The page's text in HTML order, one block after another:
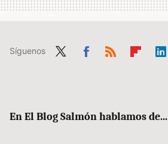
Síguenos
En El Blog Salmón hablamos de...